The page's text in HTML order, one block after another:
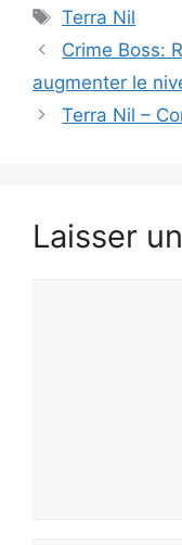
Étiquettes
Terra Nil
Crime Boss:
augmenter le
Terra Nil –
Laisser